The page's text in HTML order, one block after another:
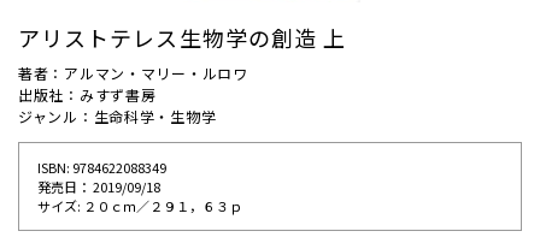
アリストテレス生物学の創造 上
著者：アルマン・マリー・ルロワ
出版社：みすず書房
ジャンル：生命科学・生物学
ISBN: 9784622088349
発売⽇： 2019/09/18
サイズ: ２０ｃｍ／２９１，６３ｐ